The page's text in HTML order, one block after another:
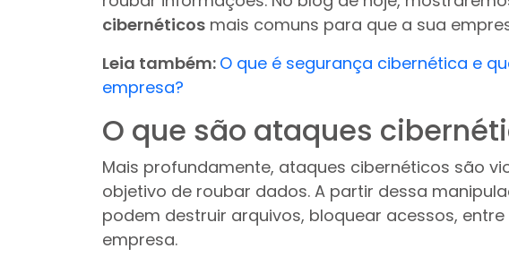
cibernéticos mais comuns para que a sua
Leia também: O que é segurança cibernética e
empresa?
O que são ataques
Mais profundamente, ataques cibernéticos são
objetivo de roubar dados. A partir dessa
podem destruir arquivos, bloquear acessos,
empresa.